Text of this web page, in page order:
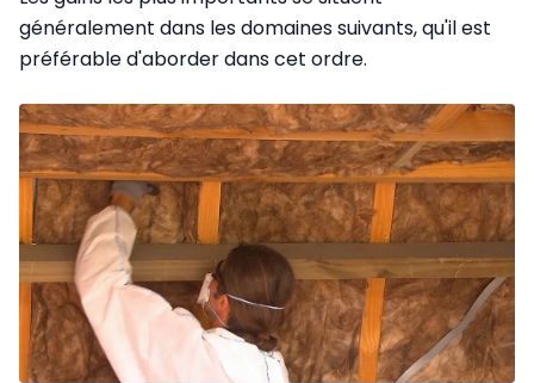
généralement dans les domaines suivants, qu'il est
préférable d'aborder dans cet ordre.